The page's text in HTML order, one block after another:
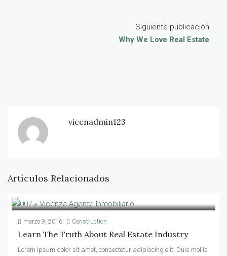
Siguiente publicación
Why We Love Real Estate
vicenadmin123
Artículos Relacionados
marzo 9, 2016 Construction
Learn The Truth About Real Estate Industry
Lorem ipsum dolor sit amet, consectetur adipiscing elit. Duis mollis